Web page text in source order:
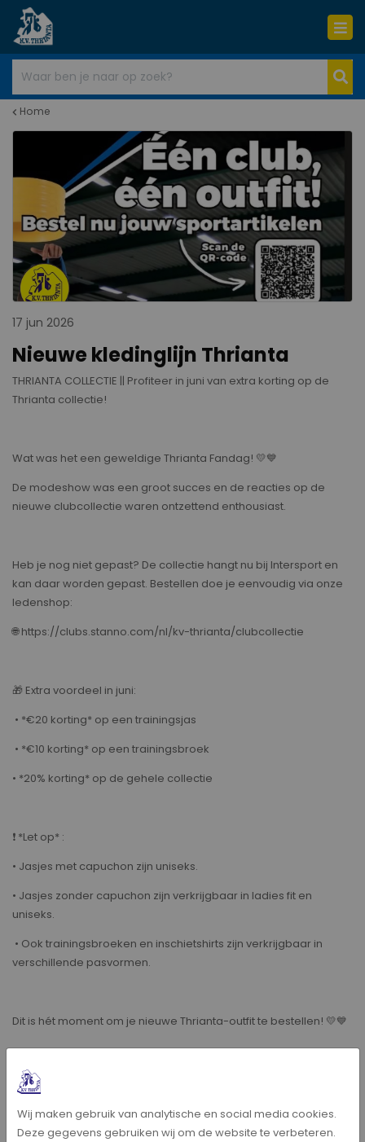
Home
17 jun 2026
Nieuwe kledinglijn Thrianta
THRIANTA COLLECTIE || Profiteer in juni van extra korting op de
Thrianta collectie!
Wat was het een geweldige Thrianta Fandag! 💛💙
De modeshow was een groot succes en de reacties op de
nieuwe clubcollectie waren ontzettend enthousiast.
Heb je nog niet gepast? De collectie hangt nu bij Intersport en
kan daar worden gepast. Bestellen doe je eenvoudig via onze
ledenshop:
🌐 https://clubs.stanno.com/nl/kv-thrianta/clubcollectie⁠
🎁 Extra voordeel in juni:
• *€20 korting* op een trainingsjas
• *€10 korting* op een trainingsbroek
• *20% korting* op de gehele collectie
❗ *Let op* :
• Jasjes met capuchon zijn uniseks.
• Jasjes zonder capuchon zijn verkrijgbaar in ladies fit en
uniseks.
• Ook trainingsbroeken en inschietshirts zijn verkrijgbaar in
verschillende pasvormen.
Dit is hét moment om je nieuwe Thrianta-outfit te bestellen! 💛💙
Wij maken gebruik van analytische en social media cookies.
Deze gegevens gebruiken wij om de website te verbeteren.